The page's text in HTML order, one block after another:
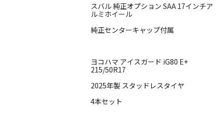
スバル 純正オプション SAA 17インチア
ルミホイール
純正センターキャップ付属
ヨコハマ アイスガード iG80 E+
215/50R17
2025年製 スタッドレスタイヤ
4本セット